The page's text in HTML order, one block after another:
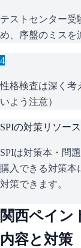
テストセンター受
め、序盤のミスを
4
性格検査は深く考
いよう注意）
SPIの対策リソース
SPIは対策本・問
購入できる対策本
対策できます。
関西ペイン
内容と対策